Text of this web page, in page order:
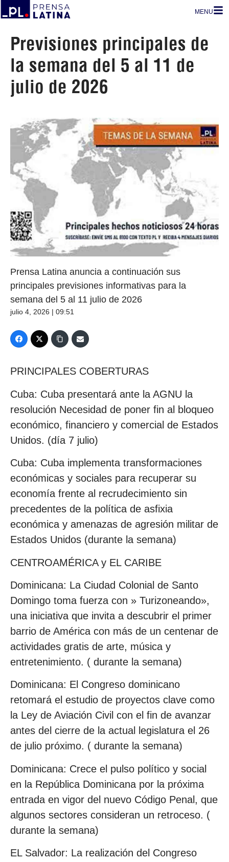
MENU
Previsiones principales de
la semana del 5 al 11 de
julio de 2026
Prensa Latina anuncia a continuación sus
principales previsiones informativas para la
semana del 5 al 11 julio de 2026
julio 4, 2026 | 09:51
PRINCIPALES COBERTURAS
Cuba: Cuba presentará ante la AGNU la
resolución Necesidad de poner fin al bloqueo
económico, financiero y comercial de Estados
Unidos. (día 7 julio)
Cuba: Cuba implementa transformaciones
económicas y sociales para recuperar su
economía frente al recrudecimiento sin
precedentes de la política de asfixia
económica y amenazas de agresión militar de
Estados Unidos (durante la semana)
CENTROAMÉRICA y EL CARIBE
Dominicana: La Ciudad Colonial de Santo
Domingo toma fuerza con » Turizoneando»,
una iniciativa que invita a descubrir el primer
barrio de América con más de un centenar de
actividades gratis de arte, música y
entretenimiento. ( durante la semana)
Dominicana: El Congreso dominicano
retomará el estudio de proyectos clave como
la Ley de Aviación Civil con el fin de avanzar
antes del cierre de la actual legislatura el 26
de julio próximo. ( durante la semana)
Dominicana: Crece el pulso político y social
en la República Dominicana por la próxima
entrada en vigor del nuevo Código Penal, que
algunos sectores consideran un retroceso. (
durante la semana)
EL Salvador: La realización del Congreso